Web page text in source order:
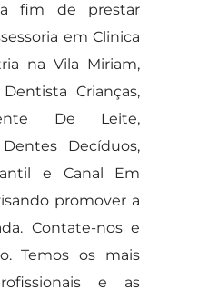
a fim de prestar
em Clinica
na Vila Miriam,
Crianças,
De Leite,
Decíduos,
e Canal Em
promover a
Contate-nos e
Temos os mais
e as